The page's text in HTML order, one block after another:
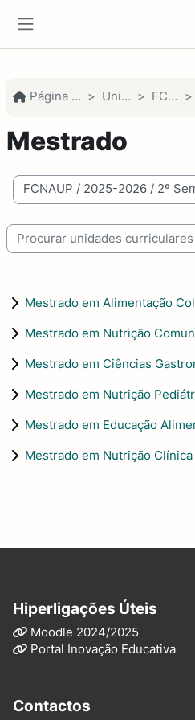
Página principal Unidades FCNAUP
Mestrado
Categorias de unidades
Procurar unidades curriculares
Mestrado em Alimentação
Mestrado em Nutrição
Mestrado em Ciências
Mestrado em Nutrição
Mestrado em Educação
Mestrado em Nutrição Clínica
Hiperligações Úteis
Moodle 2024/2025
Portal Inovação Educativa
Contactos